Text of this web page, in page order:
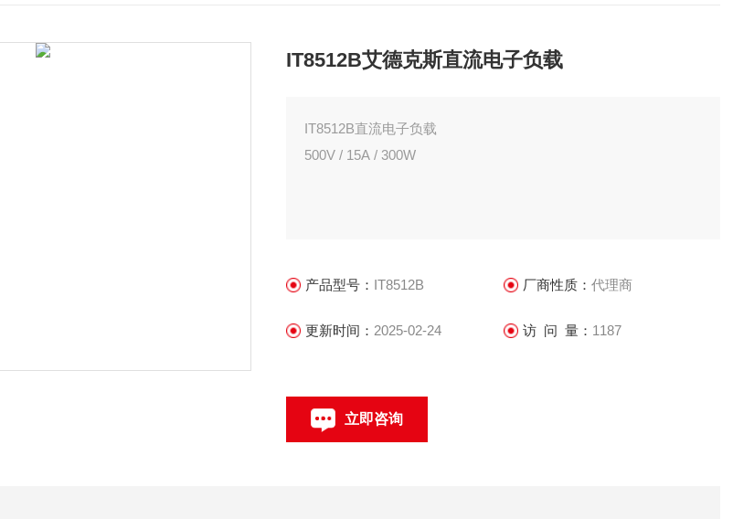
IT8512B艾德克斯直流电子负载
IT8512B直流电子负载
500V / 15A / 300W
产品型号： IT8512B 厂商性质： 代理商
更新时间： 2025-02-24 访 问 量： 1187
立即咨询